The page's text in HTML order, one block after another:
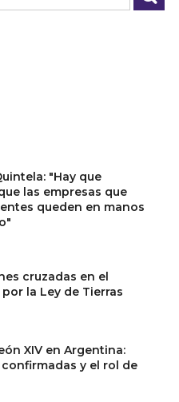
"Hay que
las empresas que
queden en manos
cruzadas en el
la Ley de Tierras
XIV en Argentina:
confirmadas y el rol de